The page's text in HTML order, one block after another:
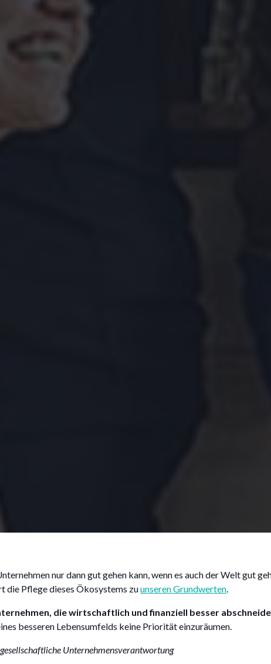
nur dann gut gehen kann, wenn es auch der Welt gut
die Pflege dieses Ökosystems zuunseren Grundwerten.
die wirtschaftlich und finanziell besser
besseren Lebensumfelds keine Priorität einzuräumen.
Unternehmensverantwortung